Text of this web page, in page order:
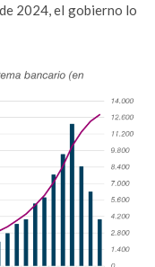
2024, el gobierno lo